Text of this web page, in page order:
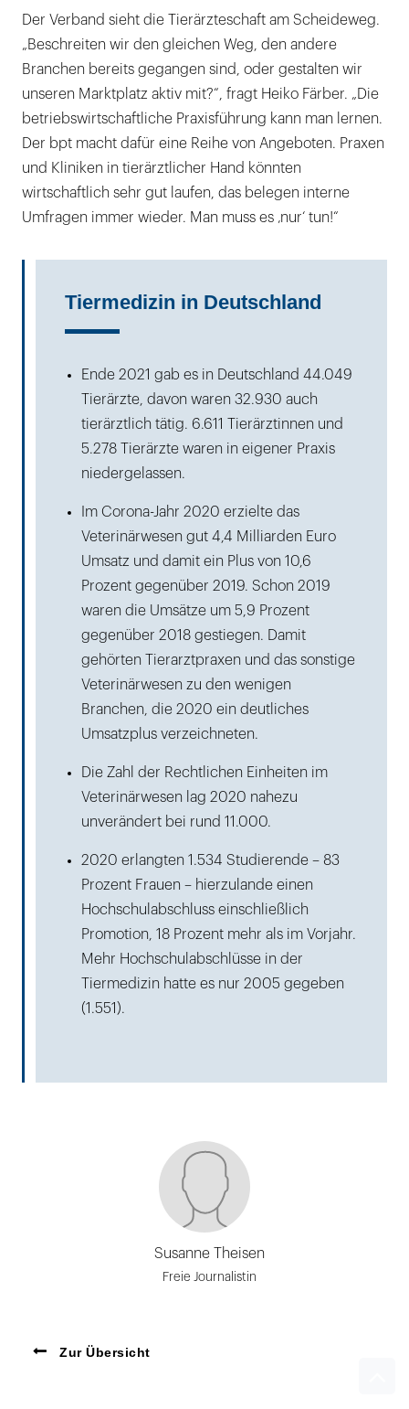
Der Verband sieht die Tierärzteschaft am Scheideweg.
„Beschreiten wir den gleichen Weg, den andere
Branchen bereits gegangen sind, oder gestalten wir
unseren Marktplatz aktiv mit?“, fragt Heiko Färber. „Die
betriebswirtschaftliche Praxisführung kann man lernen.
Der bpt macht dafür eine Reihe von Angeboten. Praxen
und Kliniken in tierärztlicher Hand könnten
wirtschaftlich sehr gut laufen, das belegen interne
Umfragen immer wieder. Man muss es ‚nur‘ tun!“
Tiermedizin in Deutschland
Ende 2021 gab es in Deutschland 44.049
Tierärzte, davon waren 32.930 auch
tierärztlich tätig. 6.611 Tierärztinnen und
5.278 Tierärzte waren in eigener Praxis
niedergelassen.
Im Corona-Jahr 2020 erzielte das
Veterinärwesen gut 4,4 Milliarden Euro
Umsatz und damit ein Plus von 10,6
Prozent gegenüber 2019. Schon 2019
waren die Umsätze um 5,9 Prozent
gegenüber 2018 gestiegen. Damit
gehörten Tierarztpraxen und das sonstige
Veterinärwesen zu den wenigen
Branchen, die 2020 ein deutliches
Umsatzplus verzeichneten.
Die Zahl der Rechtlichen Einheiten im
Veterinärwesen lag 2020 nahezu
unverändert bei rund 11.000.
2020 erlangten 1.534 Studierende – 83
Prozent Frauen – hierzulande einen
Hochschulabschluss einschließlich
Promotion, 18 Prozent mehr als im Vorjahr.
Mehr Hochschulabschlüsse in der
Tiermedizin hatte es nur 2005 gegeben
(1.551).
Susanne Theisen
Freie Journalistin
Zur Übersicht